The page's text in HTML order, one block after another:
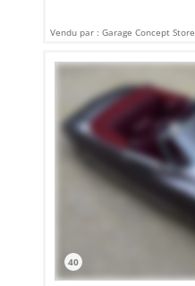
Vendu par : Garage Concept Store
40